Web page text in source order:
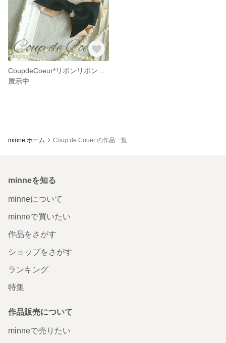
展示中
minne ホーム Coup de Couer の作品一覧
minneを知る
minneについて
minneで買いたい
作品をさがす
ショップをさがす
ランキング
特集
作品販売について
minneで売りたい